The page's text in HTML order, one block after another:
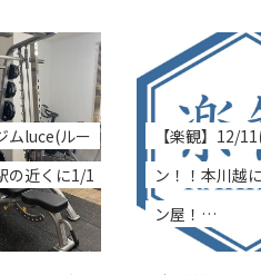
ムluce(ルー
の近くに1/1
【楽観】12/
ン！！本川越
ン屋！…